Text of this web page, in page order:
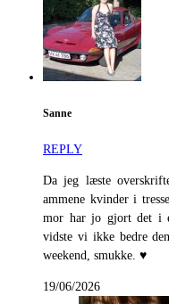
Sanne
REPLY
Da jeg læste
ammene kvinder i
mor har jo gjort det i
vidste vi ikke bedre
weekend, smukke. ♥
19/06/2026